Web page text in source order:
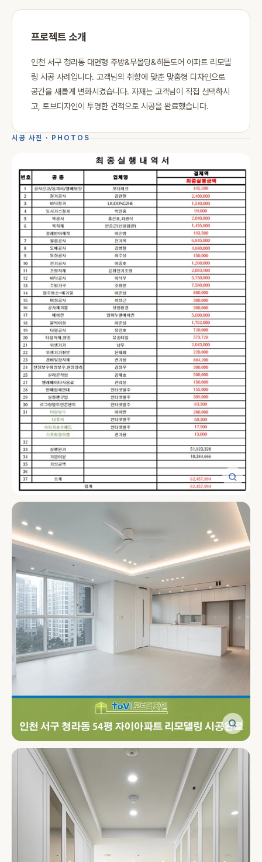
프로젝트 소개
인천 서구 청라동 대면형 주방&무몰딩&히든도어 아파트 리모델
링 시공 사례입니다. 고객님의 취향에 맞춘 맞춤형 디자인으로
공간을 새롭게 변화시켰습니다. 자재는 고객님이 직접 선택하시
고, 토브디자인이 투명한 견적으로 시공을 완료했습니다.
시공 사진 · PHOTOS